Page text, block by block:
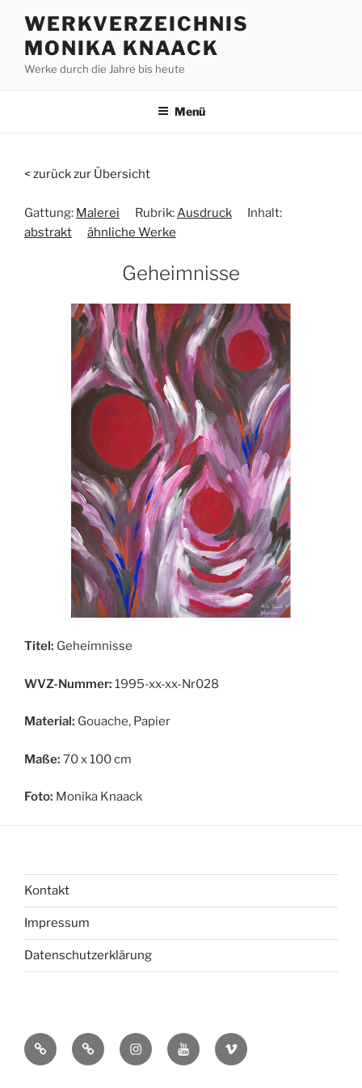
Inhalt
springen
WERKVERZEICHNIS
MONIKA KNAACK
Werke durch die Jahre bis heute
Menü
< zurück zur Übersicht
Gattung: Malerei Rubrik: Ausdruck
Inhalt:
abstrakt
ähnliche Werke
Geheimnisse
Titel: Geheimnisse
WVZ-Nummer: 1995-xx-xx-Nr028
Material: Gouache, Papier
Maße: 70 x 100 cm
Foto: Monika Knaack
Kontakt
Impressum
Datenschutzerklärung
bsky MastadonInstagramYou
Tube
Vimeo